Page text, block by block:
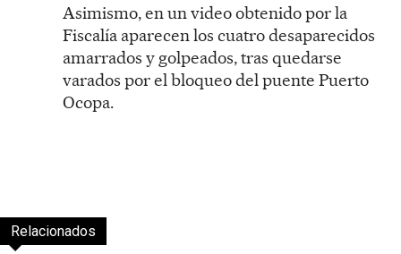
Asimismo, en un video obtenido por la
Fiscalía aparecen los cuatro desaparecidos
amarrados y golpeados, tras quedarse
varados por el bloqueo del puente Puerto
Ocopa.
Relacionados